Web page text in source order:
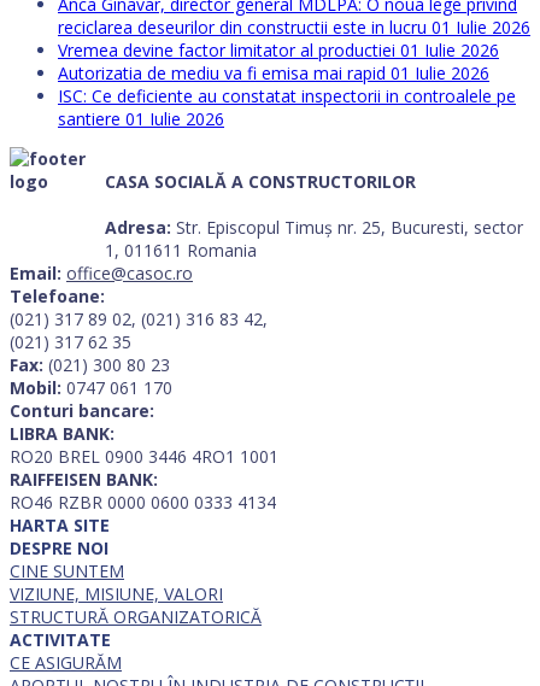
Anca Ginavar, director general MDLPA: O noua lege privind
reciclarea deseurilor din constructii este in lucru 01 Iulie 2026
Vremea devine factor limitator al productiei 01 Iulie 2026
Autorizatia de mediu va fi emisa mai rapid 01 Iulie 2026
ISC: Ce deficiente au constatat inspectorii in controalele pe
santiere 01 Iulie 2026
CASA SOCIALĂ A CONSTRUCTORILOR
Adresa: Str. Episcopul Timuș nr. 25, Bucuresti, sector
1, 011611 Romania
Email: office@casoc.ro
Telefoane:
(021) 317 89 02, (021) 316 83 42,
(021) 317 62 35
Fax: (021) 300 80 23
Mobil: 0747 061 170
Conturi bancare:
LIBRA BANK:
RO20 BREL 0900 3446 4RO1 1001
RAIFFEISEN BANK:
RO46 RZBR 0000 0600 0333 4134
HARTA SITE
DESPRE NOI
CINE SUNTEM
VIZIUNE, MISIUNE, VALORI
STRUCTURĂ ORGANIZATORICĂ
ACTIVITATE
CE ASIGURĂM